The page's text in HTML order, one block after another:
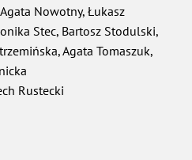
Nowotny, Łukasz
Stec, Bartosz Stodulski,
Agata Tomaszuk,
Rustecki